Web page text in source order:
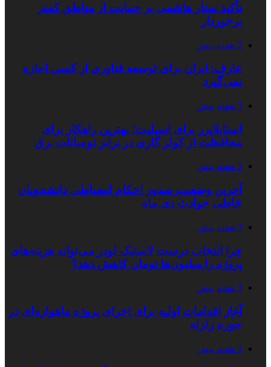
تأکید ستار هاشمی بر حمایت از مناطق کمتر
برخوردار
2 هفته پیش
عارف: ایران برای توسعه فناوری از کسی اجازه
نمی‌گیرد
3 هفته پیش
استابلایزر برای اسپلیت؛ بهترین راهکار برای
محافظت از کولر گازی در برابر نوسانات برق
3 هفته پیش
آخرین وضعیت صدور احکام انضباطی دانشجویان
خاطی حوادث دی ماه
3 هفته پیش
چرا انتخاب درست لاستیک لودر می‌تواند هزینه‌های
پروژه را میلیون‌ها تومان کاهش دهد؟
3 هفته پیش
آغاز اقدامات اولیه برای اجرای پروژه ماهواره‌ای در
حوزه زلزله
3 هفته پیش